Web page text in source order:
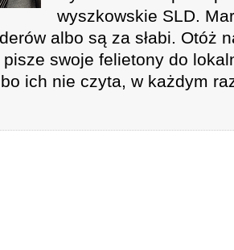
wyszkowskie SLD.
albo są za słabi. Otóż
pisze swoje felietony do
ich nie czyta, w każdym